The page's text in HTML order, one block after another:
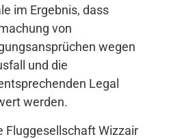
im Ergebnis, dass
von
wegen
und die
Legal
werden.
Fluggesellschaft Wizzair